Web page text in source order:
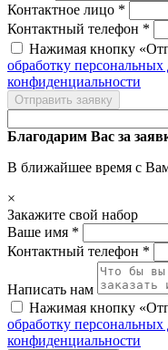
Контактное лицо *
Контактный телефон *
Нажимая кнопку
обработку
конфиденциальности
Отправить заявку
Благодарим Вас за
В ближайшее время с
×
Закажите свой набор
Ваше имя *
Контактный телефон *
Написать нам
Нажимая кнопку
обработку
конфиденциальности